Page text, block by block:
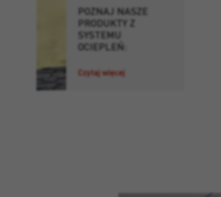
POZNAJ NASZE
PRODUKTY Z
SYSTEMU
OCIEPLEŃ:
Czytaj więcej